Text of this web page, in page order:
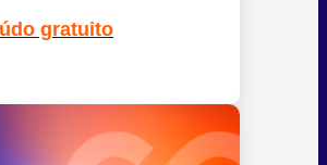
gratuito